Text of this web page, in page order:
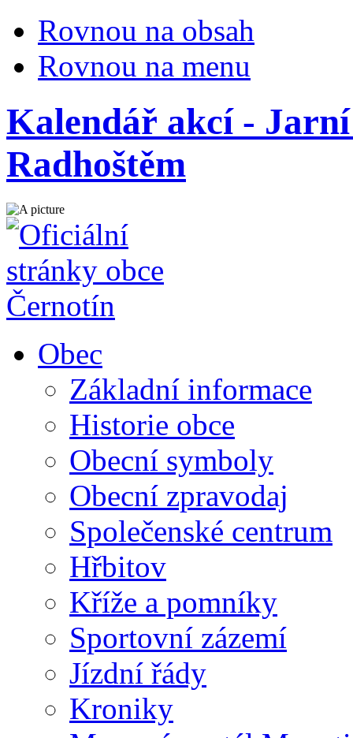
Rovnou na obsah
Rovnou na menu
Kalendář akcí -
Radhoštěm
Obec
Základní informace
Historie obce
Obecní symboly
Obecní zpravodaj
Společenské centrum
Hřbitov
Kříže a pomníky
Sportovní zázemí
Jízdní řády
Kroniky